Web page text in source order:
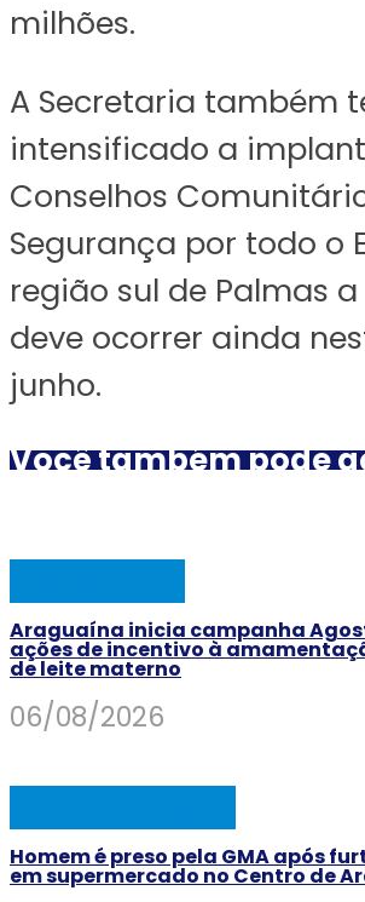
milhões.
A Secretaria também
intensificado a
Conselhos
Segurança por todo o
região sul de Palmas
deve ocorrer ainda
junho.
Você também pode
Araguaína inicia campanha
ações de incentivo à
de leite materno
06/08/2026
Homem é preso pela GMA após
em supermercado no Centro de